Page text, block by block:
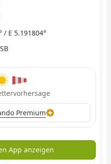
/ E 5.191804°
Premium
App anzeigen